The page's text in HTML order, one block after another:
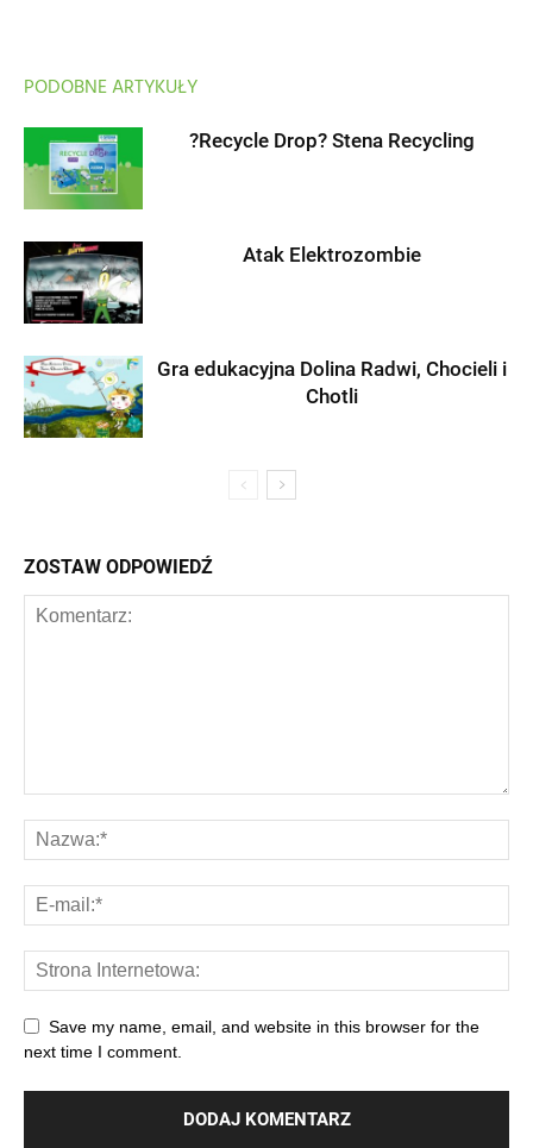
PODOBNE ARTYKUŁY
?Recycle Drop? Stena Recycling
Atak Elektrozombie
Gra edukacyjna Dolina Radwi, Chocieli i
Chotli
ZOSTAW ODPOWIEDŹ
Save my name, email, and website in this browser for the
next time I comment.